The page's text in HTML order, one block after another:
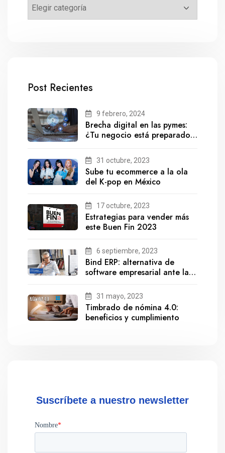
Post Recientes
9 febrero, 2024
Brecha digital en las pymes:
¿Tu negocio está preparado
31 octubre, 2023
Sube tu ecommerce a la ola
del K-pop en México
17 octubre, 2023
Estrategias para vender más
este Buen Fin 2023
6 septiembre, 2023
Bind ERP: alternativa de
software empresarial ante la
31 mayo, 2023
Timbrado de nómina 4.0:
beneficios y cumplimiento
Suscríbete a nuestro newsletter